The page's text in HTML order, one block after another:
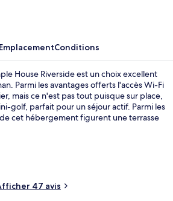
EmplacementConditions
House Riverside est un choix excellent
Parmi les avantages offerts l'accès Wi-Fi
mais ce n'est pas tout puisque sur place,
golf, parfait pour un séjour actif. Parmi les
cet hébergement figurent une terrasse
47 avis